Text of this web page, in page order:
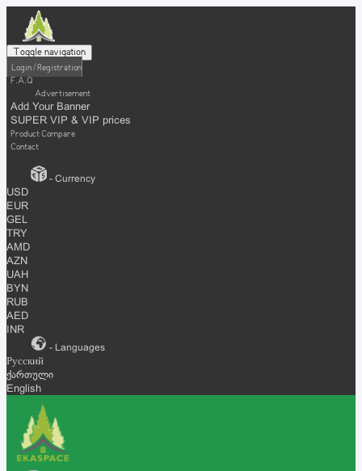
Toggle navigation
Login / Registration
F.A.Q
Advertisement
Add Your Banner
SUPER VIP & VIP prices
Product Compare
Contact
- Currency
USD
EUR
GEL
TRY
AMD
AZN
UAH
BYN
RUB
AED
INR
- Languages
Русский
ქართული
English